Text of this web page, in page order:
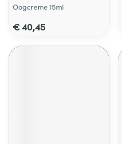
Oogcreme 15ml
€ 40,45